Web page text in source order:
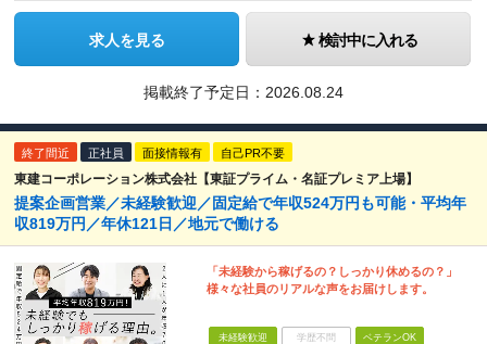
求人を見る 検討中に入れる
掲載終了予定日： 2026.08.24
終了間近 正社員 面接情報有 自己PR不要
東建コーポレーション株式会社【東証プライム・名証プレミア上場】
提案企画営業／未経験歓迎／固定給で年収524万円も可能・平均年
収819万円／年休121日／地元で働ける
「未経験から稼げるの？しっかり休めるの？」
様々な社員のリアルな声をお届けします。
未経験歓迎 学歴不問 ベテランOK